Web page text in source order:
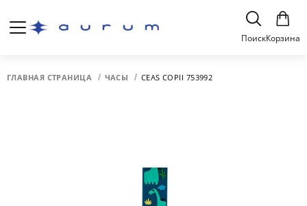
ПоискКорзина
ГЛАВНАЯ СТРАНИЦА ЧАСЫ CEAS COPII 753992